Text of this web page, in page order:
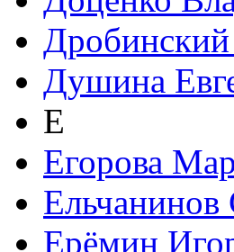
Душина
Е
Егорова
Ельчанинов
Ерёмин